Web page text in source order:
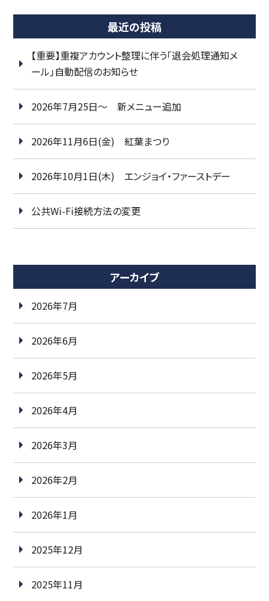
最近の投稿
【重要】重複アカウント整理に伴う「退会処理通知メ
ール」自動配信のお知らせ
2026年7月25日～ 新メニュー追加
2026年11月6日(金) 紅葉まつり
2026年10月1日(木) エンジョイ・ファーストデー
公共Wi-Fi接続方法の変更
アーカイブ
2026年7月
2026年6月
2026年5月
2026年4月
2026年3月
2026年2月
2026年1月
2025年12月
2025年11月